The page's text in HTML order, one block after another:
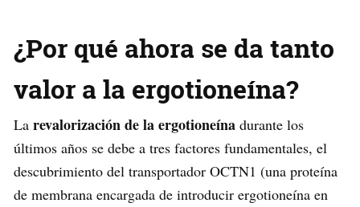
¿Por qué ahora se da tanto
valor a la ergotioneína?
La revalorización de la ergotioneína durante los
últimos años se debe a tres factores fundamentales, el
descubrimiento del transportador OCTN1 (una proteína
de membrana encargada de introducir ergotioneína en